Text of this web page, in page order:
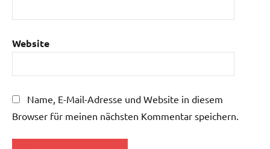
Website
Name, E-Mail-Adresse und Website in diesem
Browser für meinen nächsten Kommentar speichern.